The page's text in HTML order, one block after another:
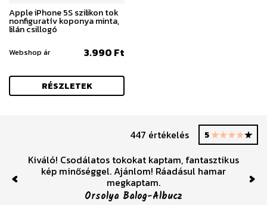
Apple iPhone 5S szilikon tok
nonfiguratív koponya minta,
lilán csillogó
Webshop ár 3.990 Ft
RÉSZLETEK
447 értékelés 5
Kiváló! Csodálatos tokokat kaptam, fantasztikus
kép minőséggel. Ajánlom! Ráadásul hamar
megkaptam.
Orsolya Balog-Albucz
Previous